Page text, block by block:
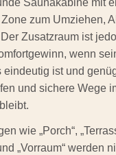
zum Umziehen,
Zusatzraum ist
wenn
eindeutig ist und
und sichere Wege
wie „Porch“,
„Vorraum“ werden